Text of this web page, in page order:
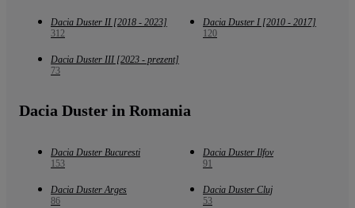
Dacia Duster II [2018 - 2023]
312
Dacia Duster I [2010 - 2017]
120
Dacia Duster III [2023 - prezent]
73
Dacia Duster in Romania
Dacia Duster Bucuresti
153
Dacia Duster Ilfov
91
Dacia Duster Arges
86
Dacia Duster Cluj
53